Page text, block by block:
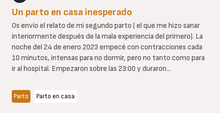
Un parto en casa inesperado
Os envío el relato de mi segundo parto ( el que me hizo sanar
interiormente después de la mala experiencia del primero). La
noche del 24 de enero 2023 empecé con contracciones cada
10 minutos, intensas para no dormir, pero no tanto como para
ir al hospital. Empezaron sobre las 23:00 y duraron...
Parto Parto en casa